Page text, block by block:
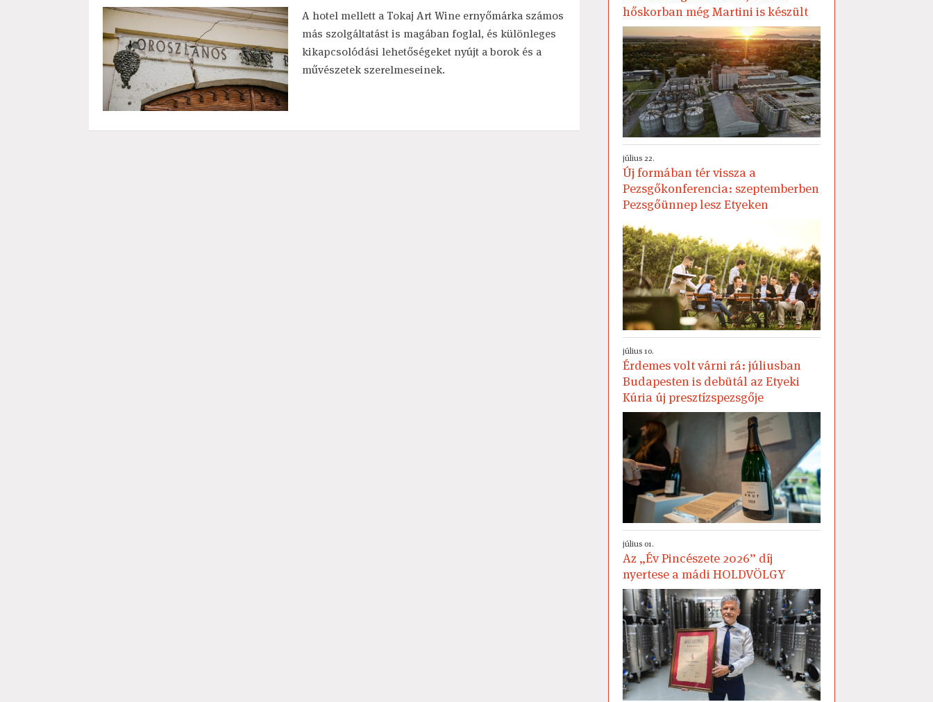
A hotel mellett a Tokaj Art Wine ernyőmárka számos
más szolgáltatást is magában foglal, és különleges
kikapcsolódási lehetőségeket nyújt a borok és a
művészetek szerelmeseinek.
hőskorban még Martini is készült
július 22.
Új formában tér vissza a
Pezsgőkonferencia: szeptemberben
Pezsgőünnep lesz Etyeken
július 10.
Érdemes volt várni rá: júliusban
Budapesten is debütál az Etyeki
Kúria új presztízspezsgője
július 01.
Az „Év Pincészete 2026” díj
nyertese a mádi HOLDVÖLGY